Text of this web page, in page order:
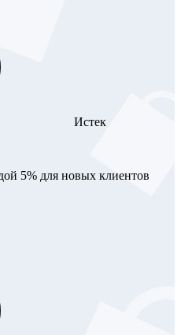
Истек
5% для новых клиентов